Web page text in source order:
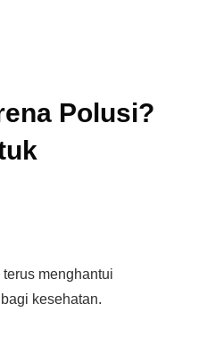
Polusi?
menghantui
kesehatan.